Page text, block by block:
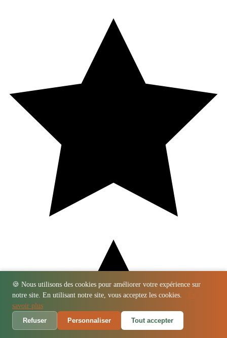
🍪 Nous utilisons des cookies pour améliorer votre expérience sur
notre site. En utilisant notre site, vous acceptez les cookies.
savoir plus
Refuser
Personnaliser Tout accepter